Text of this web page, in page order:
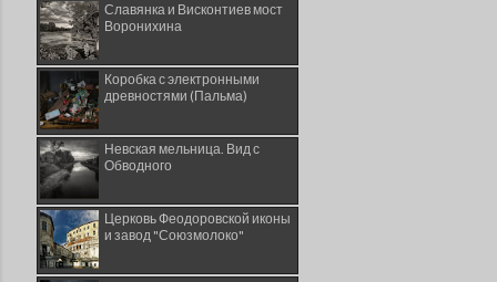
Славянка и Висконтиев мост
Воронихина
Коробка с электронными
древностями (Пальма)
Невская мельница. Вид с
Обводного
Церковь Феодоровской иконы
и завод "Союзмолоко"